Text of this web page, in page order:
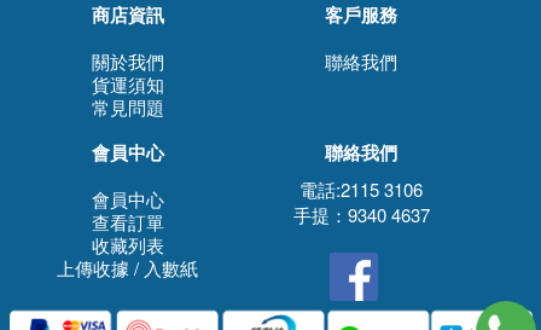
商店資訊
關於我們
貨運須知
常見問題
客戶服務
聯絡我們
會員中心
會員中心
查看訂單
收藏列表
上傳收據 / 入數紙
聯絡我們
電話:2115 3106
手提：9340 4637